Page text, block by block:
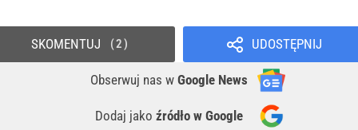
UDOSTĘPNIJ
Obserwuj nas w Google News
Dodaj jako źródło w Google
SKOMENTUJ 2